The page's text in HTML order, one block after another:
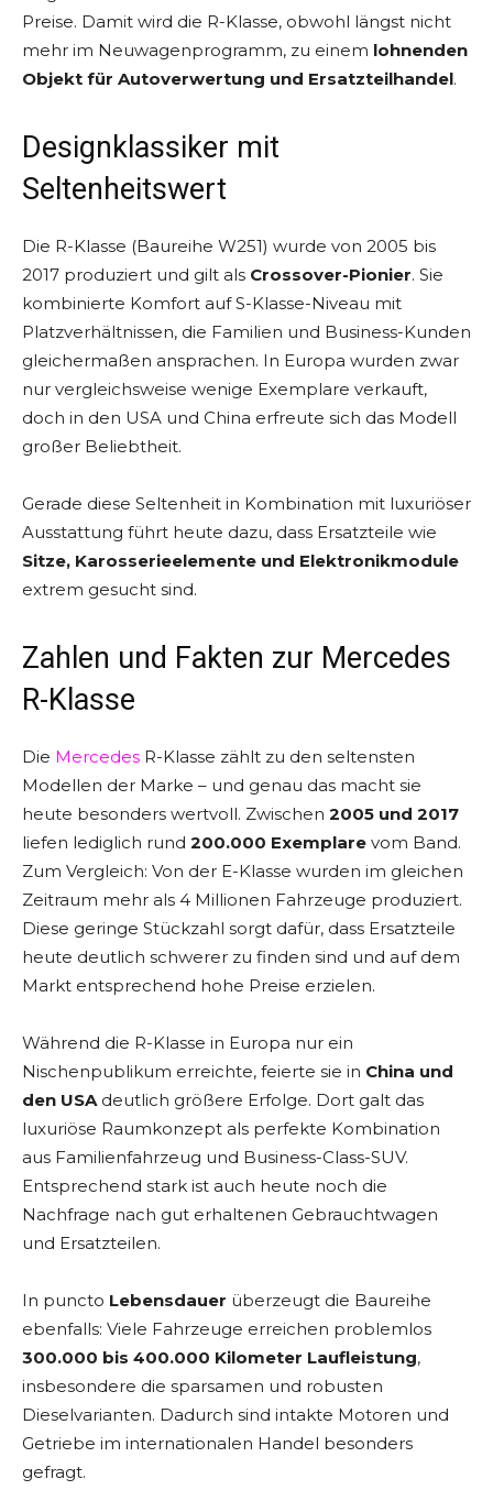
Preise. Damit wird die R-Klasse, obwohl längst nicht
mehr im Neuwagenprogramm, zu einem lohnenden
Objekt für Autoverwertung und Ersatzteilhandel.
Designklassiker mit
Seltenheitswert
Die R-Klasse (Baureihe W251) wurde von 2005 bis
2017 produziert und gilt als Crossover-Pionier. Sie
kombinierte Komfort auf S-Klasse-Niveau mit
Platzverhältnissen, die Familien und Business-Kunden
gleichermaßen ansprachen. In Europa wurden zwar
nur vergleichsweise wenige Exemplare verkauft,
doch in den USA und China erfreute sich das Modell
großer Beliebtheit.
Gerade diese Seltenheit in Kombination mit luxuriöser
Ausstattung führt heute dazu, dass Ersatzteile wie
Sitze, Karosserieelemente und Elektronikmodule
extrem gesucht sind.
Zahlen und Fakten zur Mercedes
R-Klasse
Die Mercedes R-Klasse zählt zu den seltensten
Modellen der Marke – und genau das macht sie
heute besonders wertvoll. Zwischen 2005 und 2017
liefen lediglich rund 200.000 Exemplare vom Band.
Zum Vergleich: Von der E-Klasse wurden im gleichen
Zeitraum mehr als 4 Millionen Fahrzeuge produziert.
Diese geringe Stückzahl sorgt dafür, dass Ersatzteile
heute deutlich schwerer zu finden sind und auf dem
Markt entsprechend hohe Preise erzielen.
Während die R-Klasse in Europa nur ein
Nischenpublikum erreichte, feierte sie in China und
den USAdeutlich größere Erfolge. Dort galt das
luxuriöse Raumkonzept als perfekte Kombination
aus Familienfahrzeug und Business-Class-SUV.
Entsprechend stark ist auch heute noch die
Nachfrage nach gut erhaltenen Gebrauchtwagen
und Ersatzteilen.
In puncto Lebensdauer überzeugt die Baureihe
ebenfalls: Viele Fahrzeuge erreichen problemlos
300.000 bis 400.000 Kilometer Laufleistung,
insbesondere die sparsamen und robusten
Dieselvarianten. Dadurch sind intakte Motoren und
Getriebe im internationalen Handel besonders
gefragt.